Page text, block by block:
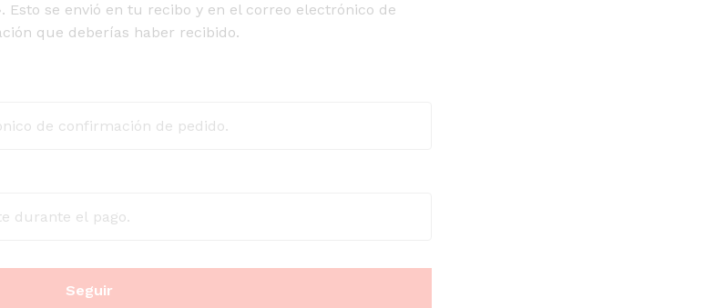
Esto se envió en tu recibo y en el correo electrónico de
que deberías haber recibido.
Seguir